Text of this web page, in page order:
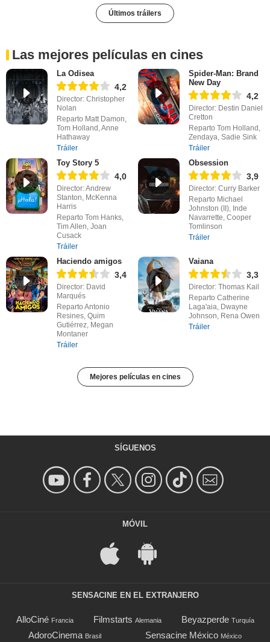
Últimos tráilers
Las mejores películas en cines
La Odisea
4,2
Director: Christopher
Nolan
Reparto Matt Damon,
Tom Holland, Anne
Hathaway
Tráiler
Spider-Man: Brand
New Day
4,2
Director: Destin Daniel
Cretton
Reparto Tom Holland,
Zendaya, Sadie Sink
Tráiler
Toy Story 5
4,0
Director: Andrew
Stanton, McKenna
Harris
Reparto Tom Hanks,
Tim Allen, Joan
Cusack
Tráiler
Obsession
3,9
Director: Curry Barker
Reparto Michael
Johnston (II), Inde
Navarrette, Cooper
Tomlinson
Tráiler
Haciendo amigos
3,4
Director: David
Marqués
Reparto Antonio
Resines, Quim
Gutiérrez, Megan
Montaner
Tráiler
Vaiana
3,3
Director: Thomas Kail
Reparto Catherine
Laga'aia, Dwayne
Johnson, Rena Owen
Tráiler
Mejores películas en cines
SÍGUENOS
MÓVIL
SENSACINE EN EL EXTRANJERO
AlloCiné Francia Filmstarts Alemania Beyazperde Turquía
AdoroCinema Brasil Sensacine México México